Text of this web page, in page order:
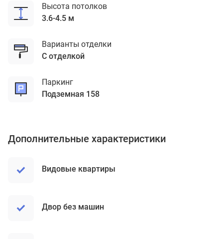
Высота потолков
3.6-4.5 м
Варианты отделки
с отделкой
Паркинг
подземная 158
Дополнительные характеристики
Видовые квартиры
Двор без машин